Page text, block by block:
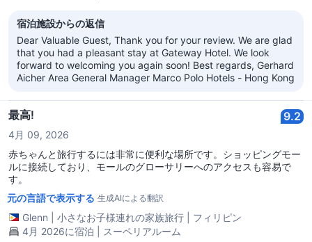
宿泊施設からの返信
Dear Valuable Guest, Thank you for your review. We are glad
that you had a pleasant stay at Gateway Hotel. We look
forward to welcoming you again soon! Best regards, Gerhard
Aicher Area General Manager Marco Polo Hotels - Hong Kong
最高! 9.2
4月 09, 2026
赤ちゃんと旅行するには非常に便利な場所です。ショッピングモー
ルに接続しており、モールのグローサリーへのアクセスも容易で
す。
元の言語で表示する 生成AIによる翻訳
Glenn 小さなお子様連れの家族旅行
フィリピン
4月 2026に宿泊 | スーペリアルーム